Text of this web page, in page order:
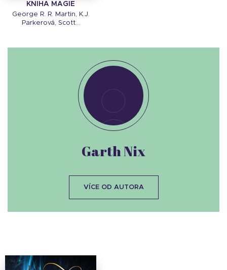
KNIHA MAGIE
George R. R. Martin, K.J.
Parkerová, Scott...
Garth Nix
VÍCE OD AUTORA